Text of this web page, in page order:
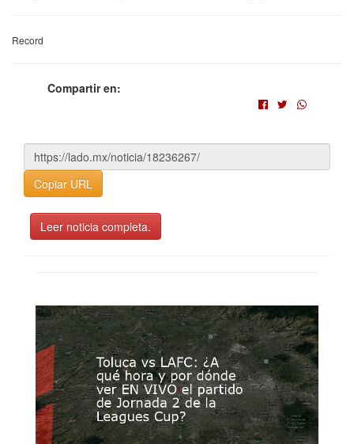
Record
Compartir en:
Copiar URL
Leer noticia completa.